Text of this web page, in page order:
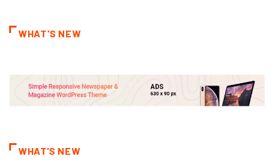
WHAT'S NEW
WHAT’S NEW